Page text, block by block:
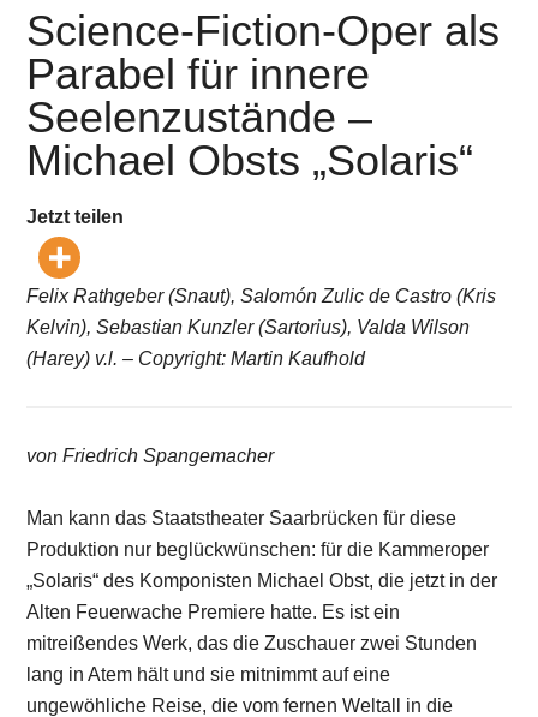
Science-Fiction-Oper als
Parabel für innere
Seelenzustände –
Michael Obsts „Solaris“
Jetzt teilen
Felix Rathgeber (Snaut), Salomón Zulic de Castro (Kris
Kelvin), Sebastian Kunzler (Sartorius), Valda Wilson
(Harey) v.l. – Copyright: Martin Kaufhold
von Friedrich Spangemacher
Man kann das Staatstheater Saarbrücken für diese
Produktion nur beglückwünschen: für die Kammeroper
„Solaris“ des Komponisten Michael Obst, die jetzt in der
Alten Feuerwache Premiere hatte. Es ist ein
mitreißendes Werk, das die Zuschauer zwei Stunden
lang in Atem hält und sie mitnimmt auf eine
ungewöhliche Reise, die vom fernen Weltall in die